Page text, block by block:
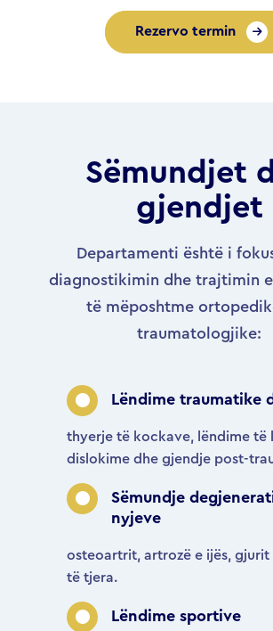
Rezervo termin
Sëmundjet
gjendjet
Departamenti është i
diagnostikimin dhe trajtimin
të mëposhtme
traumatologjike:
Lëndime traumatike
thyerje të kockave, lëndime të
dislokime dhe gjendje post-
Sëmundje
nyjeve
osteoartrit, artrozë e ijës, gjurit
të tjera.
Lëndime sportive